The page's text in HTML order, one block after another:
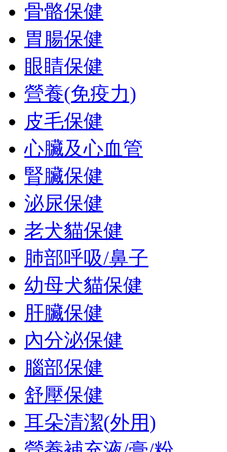
骨骼保健
胃腸保健
眼睛保健
營養(免疫力)
皮毛保健
心臟及心血管
腎臟保健
泌尿保健
老犬貓保健
肺部呼吸/鼻子
幼母犬貓保健
肝臟保健
內分泌保健
腦部保健
舒壓保健
耳朵清潔(外用)